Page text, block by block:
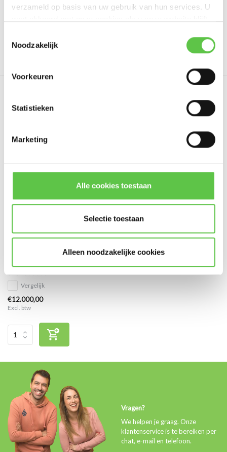
verzameld op basis van uw gebruik van hun services. U
Noodzakelijk
Voorkeuren
Statistieken
Marketing
Alle cookies toestaan
Selectie toestaan
Alleen noodzakelijke cookies
Tags
3 jaar LIC-MX450-ENT-
Cisco Meraki MX450 Enterprise
Vergelijk
€12.000,00
Excl. btw
Vragen?
We helpen je graag. Onze
klantenservice is te bereiken per
chat, e-mail en telefoon.
Abonneer
* Lees hier de wettelijke beperkingen